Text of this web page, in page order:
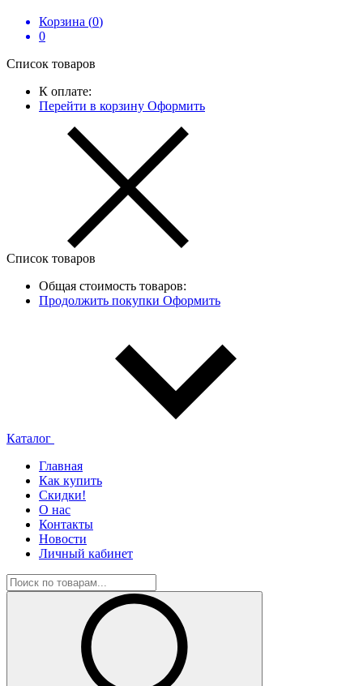
Корзина (0)
0
Список товаров
К оплате:
Перейти в корзину Оформить
Список товаров
Общая стоимость товаров:
Продолжить покупки Оформить
Каталог
Главная
Как купить
Скидки!
О нас
Контакты
Новости
Личный кабинет